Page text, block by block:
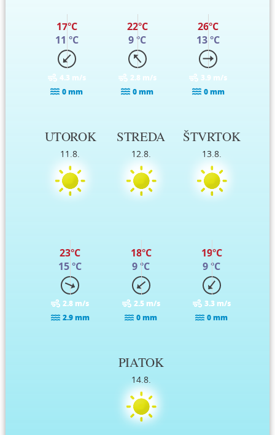
17°C
11 °C
4.3 m/s
0 mm
22°C
9 °C
2.8 m/s
0 mm
26°C
13 °C
3.9 m/s
0 mm
UTOROK
11.8.
23°C
15 °C
2.8 m/s
2.9 mm
STREDA
12.8.
18°C
9 °C
2.5 m/s
0 mm
ŠTVRTOK
13.8.
19°C
9 °C
3.3 m/s
0 mm
PIATOK
14.8.